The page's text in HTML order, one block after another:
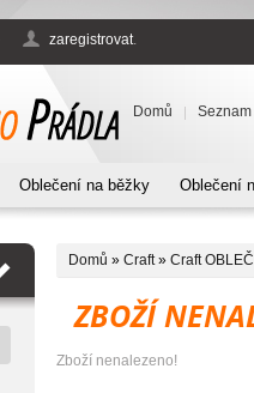
zaregistrovat.
Domů
Oblečení na běžky Oblečení
Domů » Craft» Craft
ZBOŽÍ
Zboží nenalezeno!